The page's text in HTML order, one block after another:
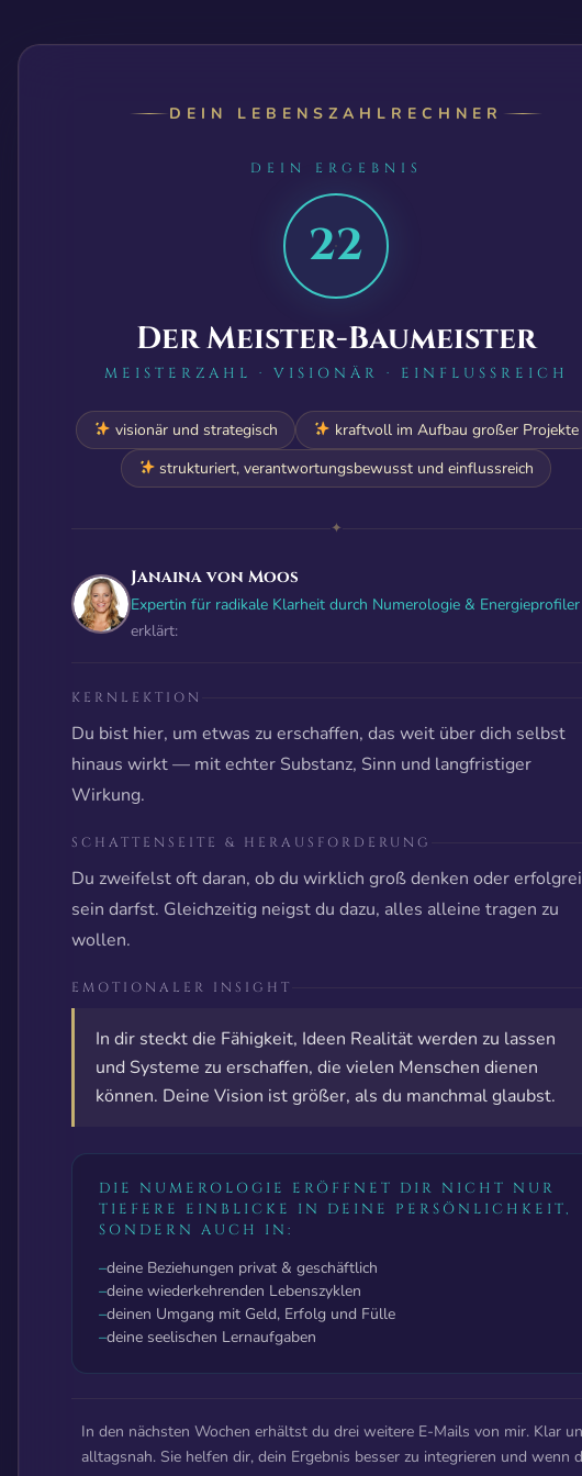
DEIN LEBENSZAHLRECHNER
DEIN ERGEBNIS
22
Der Meister-Baumeister
MEISTERZAHL · VISIONÄR · EINFLUSSREICH
visionär und strategisch
kraftvoll im Aufbau großer Projekte
strukturiert, verantwortungsbewusst und einflussreich
✦
Janaina von Moos
Expertin für radikale Klarheit durch Numerologie & Energieprofiler
erklärt:
KERNLEKTION
Du bist hier, um etwas zu erschaffen, das weit über dich selbst
hinaus wirkt — mit echter Substanz, Sinn und langfristiger
Wirkung.
SCHATTENSEITE & HERAUSFORDERUNG
Du zweifelst oft daran, ob du wirklich groß denken oder
sein darfst. Gleichzeitig neigst du dazu, alles alleine tragen zu
wollen.
EMOTIONALER INSIGHT
In dir steckt die Fähigkeit, Ideen Realität werden zu lassen
und Systeme zu erschaffen, die vielen Menschen dienen
können. Deine Vision ist größer, als du manchmal glaubst.
DIE NUMEROLOGIE ERÖFFNET DIR NICHT NUR
TIEFERE EINBLICKE IN DEINE PERSÖNLICHKEIT,
SONDERN AUCH IN:
–deine Beziehungen privat & geschäftlich
–deine wiederkehrenden Lebenszyklen
–deinen Umgang mit Geld, Erfolg und Fülle
–deine seelischen Lernaufgaben
In den nächsten Wochen erhältst du drei weitere E-Mails von mir. Klar
alltagsnah. Sie helfen dir, dein Ergebnis besser zu integrieren und wenn